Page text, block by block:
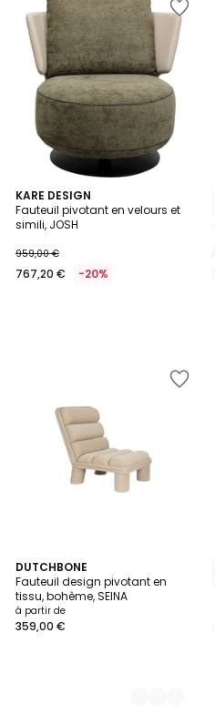
KARE DESIGN
Fauteuil pivotant en velours et
simili, JOSH
959,00 €
767,20 € -20%
DUTCHBONE
Fauteuil design pivotant en
tissu, bohème, SEINA
à partir de
359,00 €
2
Couleurs